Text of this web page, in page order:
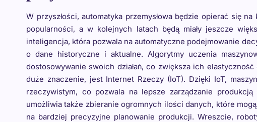
W przyszłości, automatyka przemysłowa będzie opierać się
popularności, a w kolejnych latach będą miały jeszcze
inteligencja, która pozwala na automatyczne podejmowanie
o dane historyczne i aktualne. Algorytmy uczenia
dostosowywanie swoich działań, co zwiększa ich
duże znaczenie, jest Internet Rzeczy (IoT). Dzięki IoT,
rzeczywistym, co pozwala na lepsze zarządzanie
umożliwia także zbieranie ogromnych ilości danych, które
na bardziej precyzyjne planowanie produkcji. Wreszcie,